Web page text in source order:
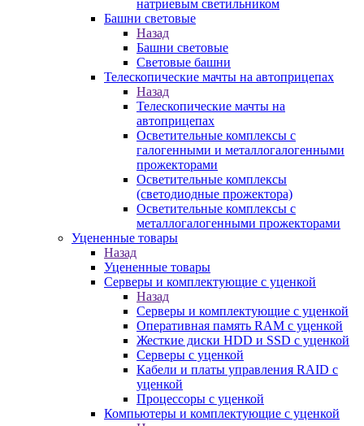
натриевым светильником
Башни световые
Назад
Башни световые
Световые башни
Телескопические мачты на автоприцепах
Назад
Телескопические мачты на
автоприцепах
Осветительные комплексы с
галогенными и металлогалогенными
прожекторами
Осветительные комплексы
(светодиодные прожектора)
Осветительные комплексы с
металлогалогенными прожекторами
Уцененные товары
Назад
Уцененные товары
Серверы и комплектующие с уценкой
Назад
Серверы и комплектующие с уценкой
Оперативная память RAM с уценкой
Жесткие диски HDD и SSD с уценкой
Серверы с уценкой
Кабели и платы управления RAID с
уценкой
Процессоры с уценкой
Компьютеры и комплектующие с уценкой